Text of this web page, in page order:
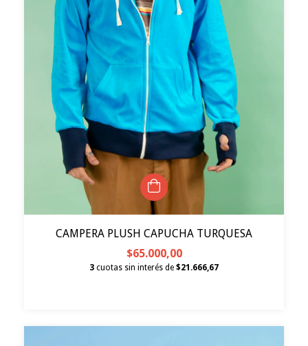
CAMPERA PLUSH CAPUCHA TURQUESA
$65.000,00
3 cuotas sin interés de $21.666,67